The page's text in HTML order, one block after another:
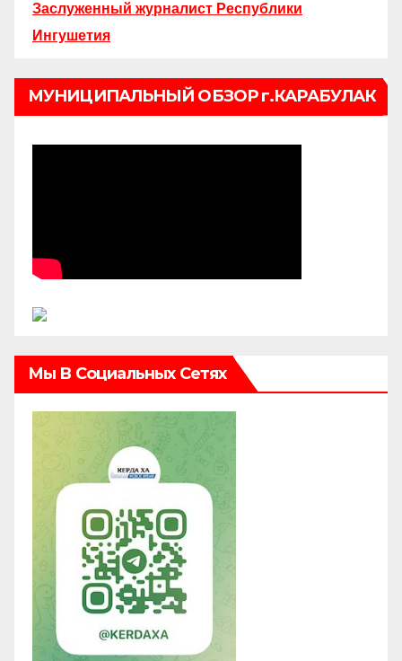
Заслуженный журналист Республики
Ингушетия
МУНИЦИПАЛЬНЫЙ ОБЗОР г.КАРАБУЛАК
Мы В Социальных Сетях